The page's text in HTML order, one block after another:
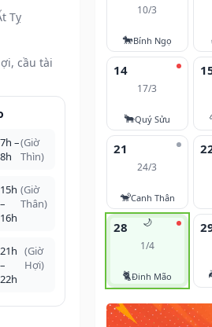
Tỵ
cầu tài
7h –
8h
(Giờ
Thìn)
15h
–
16h
(Giờ
Thân)
21h
–
22h
(Giờ
Hợi)
10/3
🐎Bính Ngọ
14
17/3
🐂Quý Sửu
21
24/3
🐒Canh Thân
🌙
28
1/4
🐈Đinh Mão